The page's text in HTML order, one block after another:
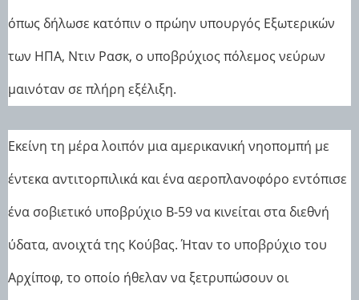
όπως δήλωσε κατόπιν ο πρώην υπουργός Εξωτερικών
των ΗΠΑ, Ντιν Ρασκ, ο υποβρύχιος πόλεμος νεύρων
μαινόταν σε πλήρη εξέλιξη.
Εκείνη τη μέρα λοιπόν μια αμερικανική νηοπομπή με
έντεκα αντιτορπιλικά και ένα αεροπλανοφόρο εντόπισε
ένα σοβιετικό υποβρύχιο B-59 να κινείται στα διεθνή
ύδατα, ανοιχτά της Κούβας. Ήταν το υποβρύχιο του
Αρχίποφ, το οποίο ήθελαν να ξετρυπώσουν οι